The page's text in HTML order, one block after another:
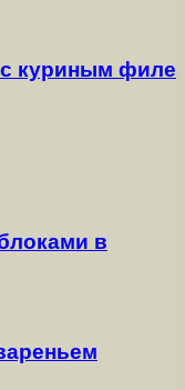
куриным филе
в